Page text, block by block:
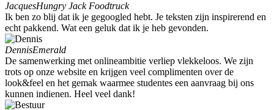
JacquesHungry Jack Foodtruck
Ik ben zo blij dat ik je gegoogled hebt. Je teksten zijn inspirerend en
echt pakkend. Wat een geluk dat ik je heb gevonden.
DennisEmerald
De samenwerking met onlineambitie verliep vlekkeloos. We zijn
trots op onze website en krijgen veel complimenten over de
look&feel en het gemak waarmee studentes een aanvraag bij ons
kunnen indienen. Heel veel dank!